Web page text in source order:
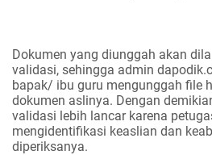
Dokumen yang diunggah akan
validasi, sehingga admin
bapak/ ibu guru mengunggah file
dokumen aslinya. Dengan
validasi lebih lancar karena
mengidentifikasi keaslian dan
diperiksanya.